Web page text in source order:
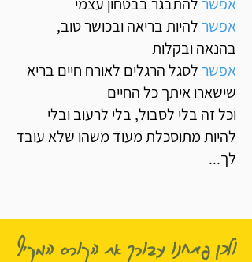
אפשרלהיות בריאה ובכושר טוב,
בהנאה ובקלות
אפשרלסגל הרגלים לאורח חיים בריא
שישארו איתך כל החיים
וכל זה בלי לסבול, בלי לרעוב ובלי
להיות מתוסכלת מעוד משהו שלא עובד
לך...
ולכן פיתחנו עבורך את הקורס המקיף